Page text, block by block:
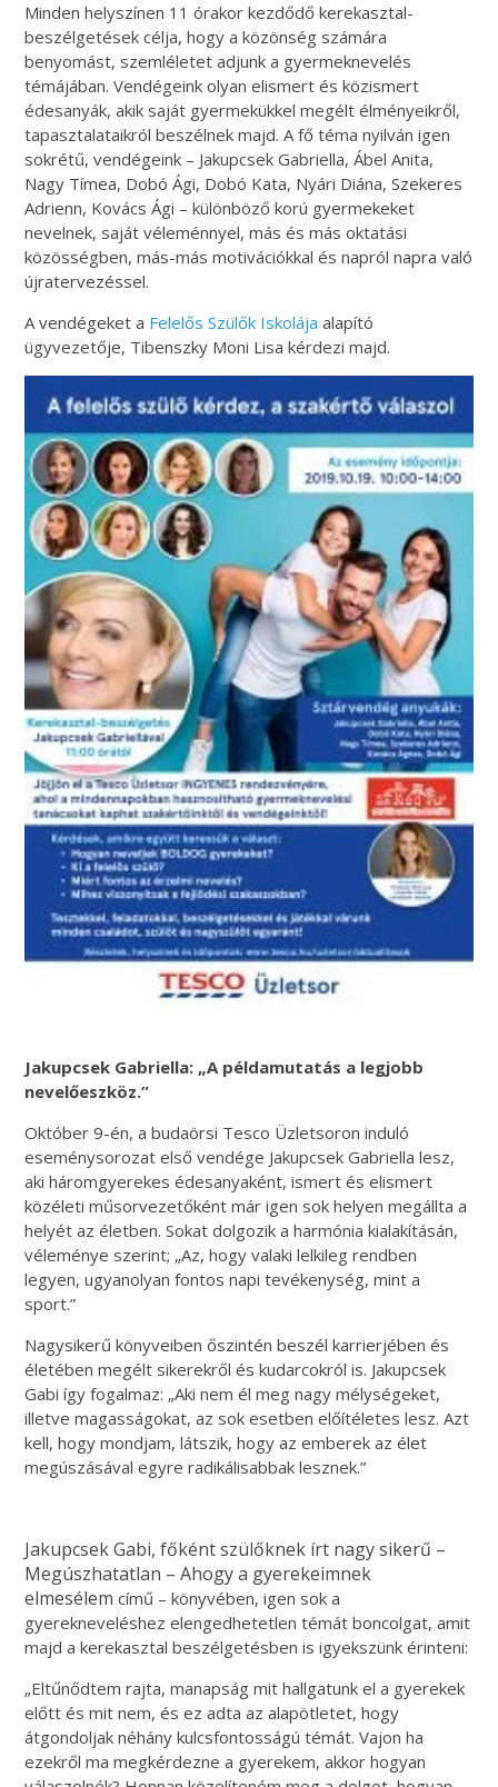
Minden helyszínen 11 órakor kezdődő kerekasztal-
beszélgetések célja, hogy a közönség számára
benyomást, szemléletet adjunk a gyermeknevelés
témájában. Vendégeink olyan elismert és közismert
édesanyák, akik saját gyermekükkel megélt élményeikről,
tapasztalataikról beszélnek majd. A fő téma nyilván igen
sokrétű, vendégeink – Jakupcsek Gabriella, Ábel Anita,
Nagy Tímea, Dobó Ági, Dobó Kata, Nyári Diána, Szekeres
Adrienn, Kovács Ági – különböző korú gyermekeket
nevelnek, saját véleménnyel, más és más oktatási
közösségben, más-más motivációkkal és napról napra való
újratervezéssel.
A vendégeket a Felelős Szülők Iskolája alapító
ügyvezetője, Tibenszky Moni Lisa kérdezi majd.
Jakupcsek Gabriella: „A példamutatás a legjobb
nevelőeszköz.”
Október 9-én, a budaörsi Tesco Üzletsoron induló
eseménysorozat első vendége Jakupcsek Gabriella lesz,
aki háromgyerekes édesanyaként, ismert és elismert
közéleti műsorvezetőként már igen sok helyen megállta a
helyét az életben. Sokat dolgozik a harmónia kialakításán,
véleménye szerint; „Az, hogy valaki lelkileg rendben
legyen, ugyanolyan fontos napi tevékenység, mint a
sport.”
Nagysikerű könyveiben őszintén beszél karrierjében és
életében megélt sikerekről és kudarcokról is. Jakupcsek
Gabi így fogalmaz: „Aki nem él meg nagy mélységeket,
illetve magasságokat, az sok esetben előítéletes lesz. Azt
kell, hogy mondjam, látszik, hogy az emberek az élet
megúszásával egyre radikálisabbak lesznek.”
Jakupcsek Gabi, főként szülőknek írt nagy sikerű –
Megúszhatatlan – Ahogy a gyerekeimnek
elmesélem című – könyvében, igen sok a
gyerekneveléshez elengedhetetlen témát boncolgat, amit
majd a kerekasztal beszélgetésben is igyekszünk érinteni:
„Eltűnődtem rajta, manapság mit hallgatunk el a gyerekek
előtt és mit nem, és ez adta az alapötletet, hogy
átgondoljak néhány kulcsfontosságú témát. Vajon ha
ezekről ma megkérdezne a gyerekem, akkor hogyan